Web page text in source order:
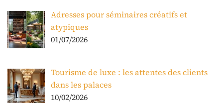
Adresses pour séminaires créatifs et
atypiques
01/07/2026
Tourisme de luxe : les attentes des clients
dans les palaces
10/02/2026